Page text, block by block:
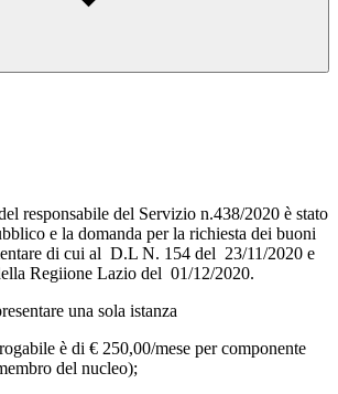
responsabile del Servizio n.438/2020 è stato
e la domanda per la richiesta dei buoni
di cui al D.L N. 154 del 23/11/2020 e
Regiione Lazio del 01/12/2020.
una sola istanza
è di € 250,00/mese per componente
del nucleo);